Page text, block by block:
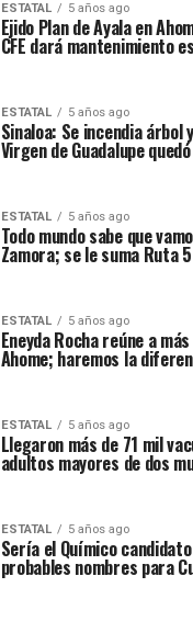
ESTATAL 5 años ago
Ejido Plan de Ayala en
CFE dará mantenimiento
ESTATAL 5 años ago
Sinaloa: Se incendia
Virgen de Guadalupe
ESTATAL 5 años ago
Todo mundo sabe que
Zamora; se le suma Ruta
ESTATAL 5 años ago
Eneyda Rocha reúne a
Ahome; haremos la
ESTATAL 5 años ago
Llegaron más de 71 mil
adultos mayores de dos
ESTATAL 5 años ago
Sería el Químico
probables nombres para